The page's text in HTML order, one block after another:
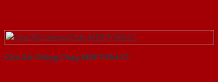
Cửa Gỗ Chống Cháy MDF P1R4 C1